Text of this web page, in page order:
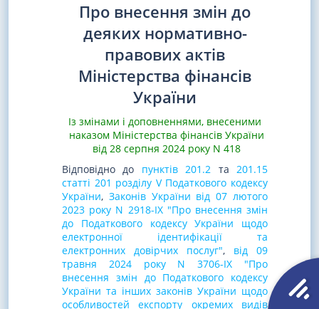
Про внесення змін до
деяких нормативно-
правових актів
Міністерства фінансів
України
Із змінами і доповненнями, внесеними
наказом Міністерства фінансів України
від 28 серпня 2024 року N 418
Відповідно до пунктів 201.2 та201.15
статті 201 розділу V Податкового кодексу
України, Законів України від 07 лютого
2023 року N 2918-IX "Про внесення змін
до Податкового кодексу України щодо
електронної ідентифікації та
електронних довірчих послуг", від 09
травня 2024 року N 3706-IX "Про
внесення змін до Податкового кодексу
України та інших законів України щодо
особливостей експорту окремих видів